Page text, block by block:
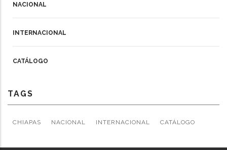
NACIONAL
INTERNACIONAL
CATÁLOGO
TAGS
CHIAPAS NACIONAL INTERNACIONAL CATÁLOGO